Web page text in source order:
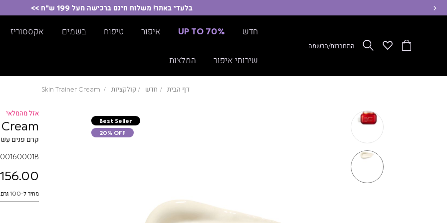
בלעדי באתר! משלוח חינם ברכישה מעל 199 ש"ח >>
הסל
Wishlistחפשהתחברות/הרשמה
חדש UP TO 70% איפור טיפוח בשמים אקססוריז
שירותי איפור המלצות
דף הבית חדש קולקציות Skin Trainer Cream
Best Seller
20% OFF
אזל מהמלאי
קרם פנים
156.00 ₪
מחיר ל-100 גרם: 390.00 ₪